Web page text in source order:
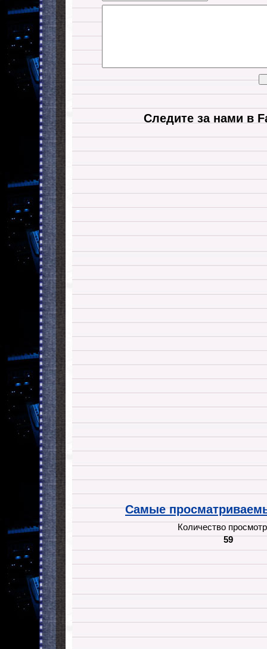
Следите за нами в
Самые
Количество
59